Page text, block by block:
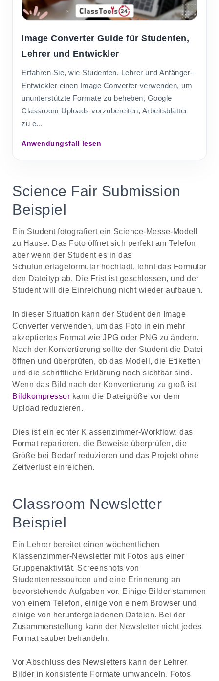
Image Converter Guide für Studenten,
Lehrer und Entwickler
Erfahren Sie, wie Studenten, Lehrer und Anfänger-
Entwickler einen Image Converter verwenden, um
ununterstützte Formate zu beheben, Google
Classroom Uploads vorzubereiten, Arbeitsblätter
zu e...
Anwendungsfall lesen
Science Fair Submission
Beispiel
Ein Student fotografiert ein Science-Messe-Modell
zu Hause. Das Foto öffnet sich perfekt am Telefon,
aber wenn der Student es in das
Schulunterlageformular hochlädt, lehnt das Formular
den Dateityp ab. Die Frist ist geschlossen, und der
Student will die Einreichung nicht wieder aufbauen.
In dieser Situation kann der Student den Image
Converter verwenden, um das Foto in ein mehr
akzeptiertes Format wie JPG oder PNG zu ändern.
Nach der Konvertierung sollte der Student die Datei
öffnen und überprüfen, ob das Modell, die Etiketten
und die schriftliche Erklärung noch sichtbar sind.
Wenn das Bild nach der Konvertierung zu groß ist,
Bildkompressor kann die Dateigröße vor dem
Upload reduzieren.
Dies ist ein echter Klassenzimmer-Workflow: das
Format reparieren, die Beweise überprüfen, die
Größe bei Bedarf reduzieren und das Projekt ohne
Zeitverlust einreichen.
Classroom Newsletter
Beispiel
Ein Lehrer bereitet einen wöchentlichen
Klassenzimmer-Newsletter mit Fotos aus einer
Gruppenaktivität, Screenshots von
Studentenressourcen und eine Erinnerung an
bevorstehende Aufgaben vor. Einige Bilder stammen
von einem Telefon, einige von einem Browser und
einige von heruntergeladenen Dateien. Bei der
Zusammenstellung kann der Newsletter nicht jedes
Format sauber behandeln.
Vor Abschluss des Newsletters kann der Lehrer
Bilder in konsistente Formate umwandeln. Fotos